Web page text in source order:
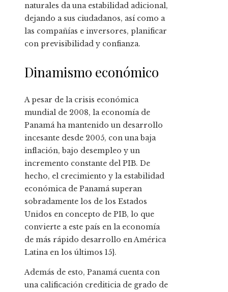
naturales da una estabilidad adicional,
dejando a sus ciudadanos, así como a
las compañías e inversores, planificar
con previsibilidad y confianza.
Dinamismo económico
A pesar de la crisis económica
mundial de 2008, la economía de
Panamá ha mantenido un desarrollo
incesante desde 2005, con una baja
inflación, bajo desempleo y un
incremento constante del PIB. De
hecho, el crecimiento y la estabilidad
económica de Panamá superan
sobradamente los de los Estados
Unidos en concepto de PIB, lo que
convierte a este país en la economía
de más rápido desarrollo en América
Latina en los últimos 15}.
Además de esto, Panamá cuenta con
una calificación crediticia de grado de